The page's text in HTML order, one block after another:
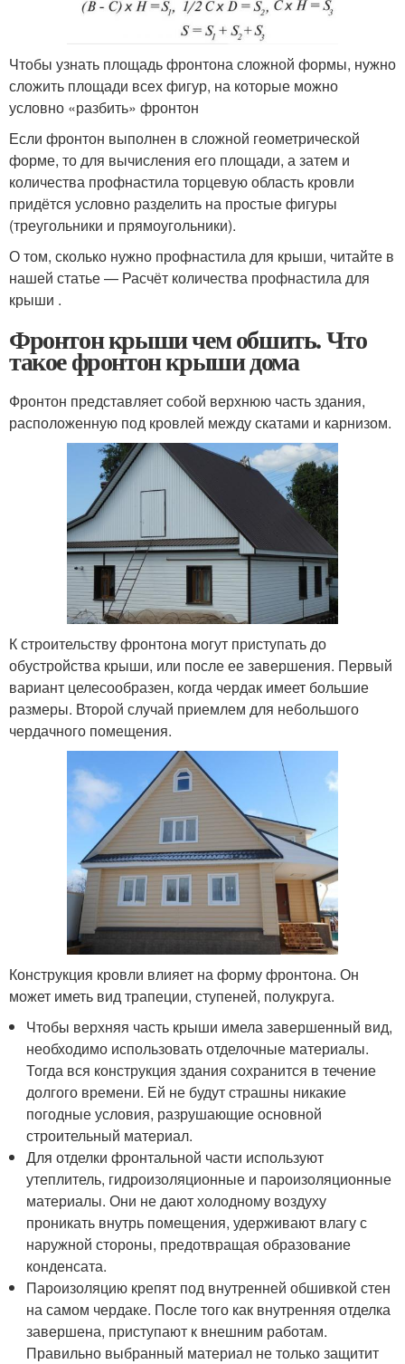
Чтобы узнать площадь фронтона сложной формы, нужно
сложить площади всех фигур, на которые можно
условно «разбить» фронтон
Если фронтон выполнен в сложной геометрической
форме, то для вычисления его площади, а затем и
количества профнастила торцевую область кровли
придётся условно разделить на простые фигуры
(треугольники и прямоугольники).
О том, сколько нужно профнастила для крыши, читайте в
нашей статье — Расчёт количества профнастила для
крыши .
Фронтон крыши чем обшить. Что
такое фронтон крыши дома
Фронтон представляет собой верхнюю часть здания,
расположенную под кровлей между скатами и карнизом.
К строительству фронтона могут приступать до
обустройства крыши, или после ее завершения. Первый
вариант целесообразен, когда чердак имеет большие
размеры. Второй случай приемлем для небольшого
чердачного помещения.
Конструкция кровли влияет на форму фронтона. Он
может иметь вид трапеции, ступеней, полукруга.
Чтобы верхняя часть крыши имела завершенный вид,
необходимо использовать отделочные материалы.
Тогда вся конструкция здания сохранится в течение
долгого времени. Ей не будут страшны никакие
погодные условия, разрушающие основной
строительный материал.
Для отделки фронтальной части используют
утеплитель, гидроизоляционные и пароизоляционные
материалы. Они не дают холодному воздуху
проникать внутрь помещения, удерживают влагу с
наружной стороны, предотвращая образование
конденсата.
Пароизоляцию крепят под внутренней обшивкой стен
на самом чердаке. После того как внутренняя отделка
завершена, приступают к внешним работам.
Правильно выбранный материал не только защитит